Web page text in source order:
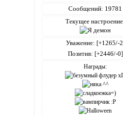
Сообщений: 19781
Текущее
Уважение: [+1265/-
Позитив: [+2446/-0]
Награды: